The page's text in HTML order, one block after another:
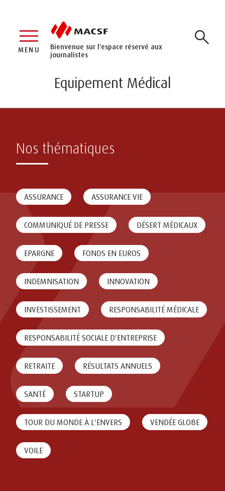
Bienvenue sur l'espace réservé aux
journalistes
MENU
Equipement Médical
Nos thématiques
ASSURANCE ASSURANCE VIE
COMMUNIQUÉ DE PRESSE DÉSERT MÉDICAUX
EPARGNE FONDS EN EUROS
INDEMNISATION INNOVATION
INVESTISSEMENT RESPONSABILITÉ MÉDICALE
RESPONSABILITÉ SOCIALE D'ENTREPRISE
RETRAITE RÉSULTATS ANNUELS
SANTÉ STARTUP
TOUR DU MONDE À L'ENVERS VENDÉE GLOBE
VOILE